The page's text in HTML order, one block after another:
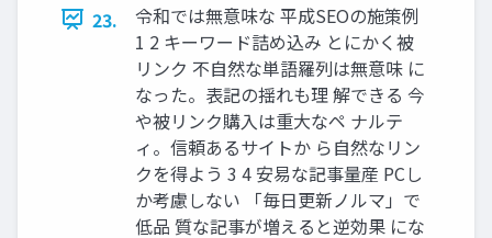
23.
令和では無意味な 平成SEOの施策例
1 2 キーワード詰め込み とにかく被
リンク 不自然な単語羅列は無意味 に
なった。表記の揺れも理 解できる 今
や被リンク購入は重大なペ ナルテ
ィ。信頼あるサイトか ら自然なリン
クを得よう 3 4 安易な記事量産 PCし
か考慮しない 「毎日更新ノルマ」で
低品 質な記事が増えると逆効果 にな